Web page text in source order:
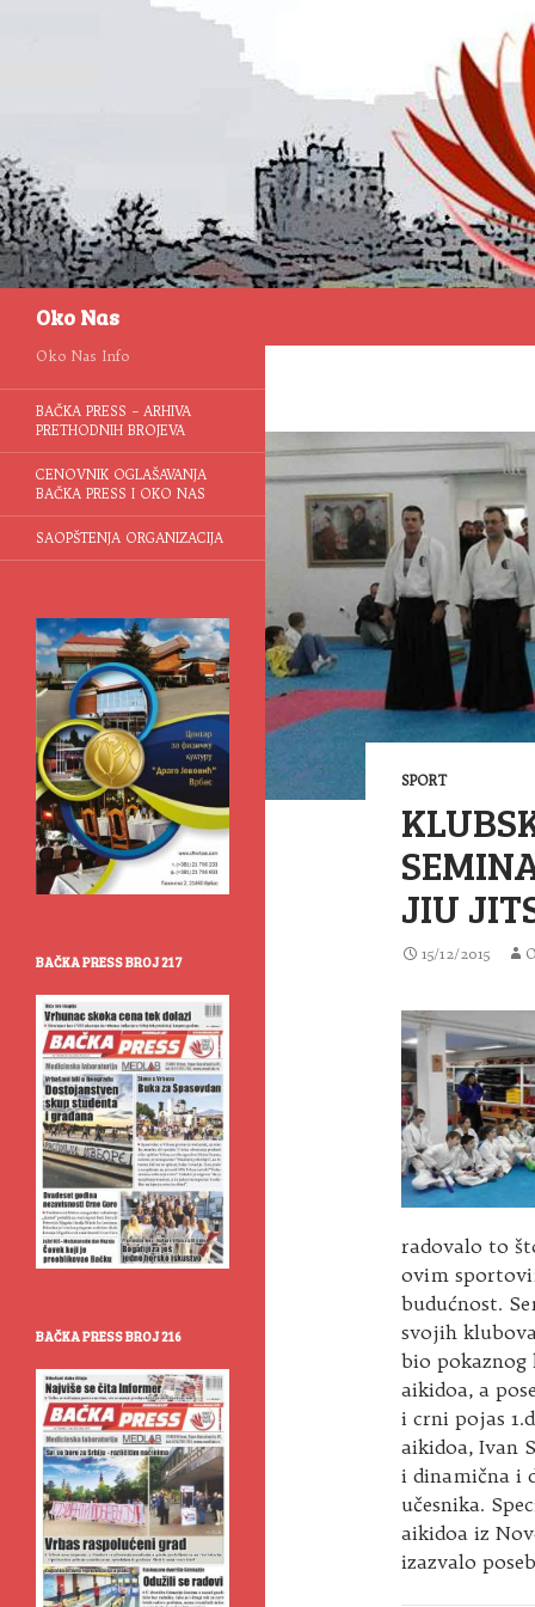
Oko Nas
SPORT
JIU
15/12/2015
radovalo to
ovim
budućnost.
svojih
bio pokaznog
aikidoa, a
i crni pojas
aikidoa, Ivan
i dinamična i
učesnika.
aikidoa iz
izazvalo
Oko Nas Info
BAČKA PRESS – ARHIVA
PRETHODNIH BROJEVA
CENOVNIK OGLAŠAVANJA
BAČKA PRESS I OKO NAS
SAOPŠTENJA ORGANIZACIJA
BAČKA PRESS BROJ 217
BAČKA PRESS BROJ 216